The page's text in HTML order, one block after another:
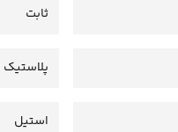
ثابت
استیل